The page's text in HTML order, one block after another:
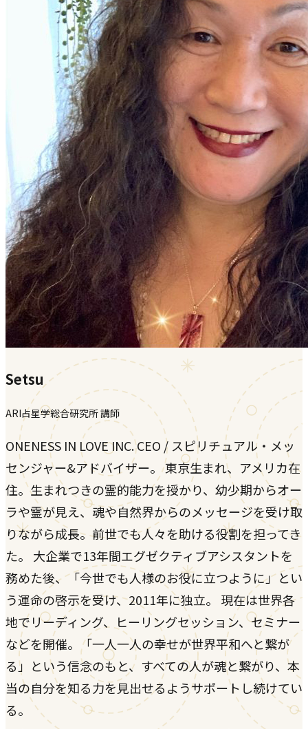
Setsu
ARI占星学総合研究所 講師
ONENESS IN LOVE INC. CEO / スピリチュアル・メッ
センジャー&アドバイザー。 東京生まれ、アメリカ在
住。生まれつきの霊的能力を授かり、幼少期からオー
ラや霊が見え、魂や自然界からのメッセージを受け取
りながら成長。前世でも人々を助ける役割を担ってき
た。 大企業で13年間エグゼクティブアシスタントを
務めた後、「今世でも人様のお役に立つように」とい
う運命の啓示を受け、2011年に独立。 現在は世界各
地でリーディング、ヒーリングセッション、セミナー
などを開催。「一人一人の幸せが世界平和へと繋が
る」という信念のもと、すべての人が魂と繋がり、本
当の自分を知る力を見出せるようサポートし続けてい
る。